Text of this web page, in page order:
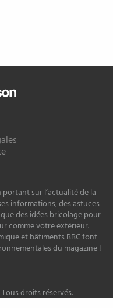
sur l’actualité de la
informations, des astuces
des idées bricolage pour
comme votre extérieur.
et bâtiments BBC font
du magazine !
droits réservés.